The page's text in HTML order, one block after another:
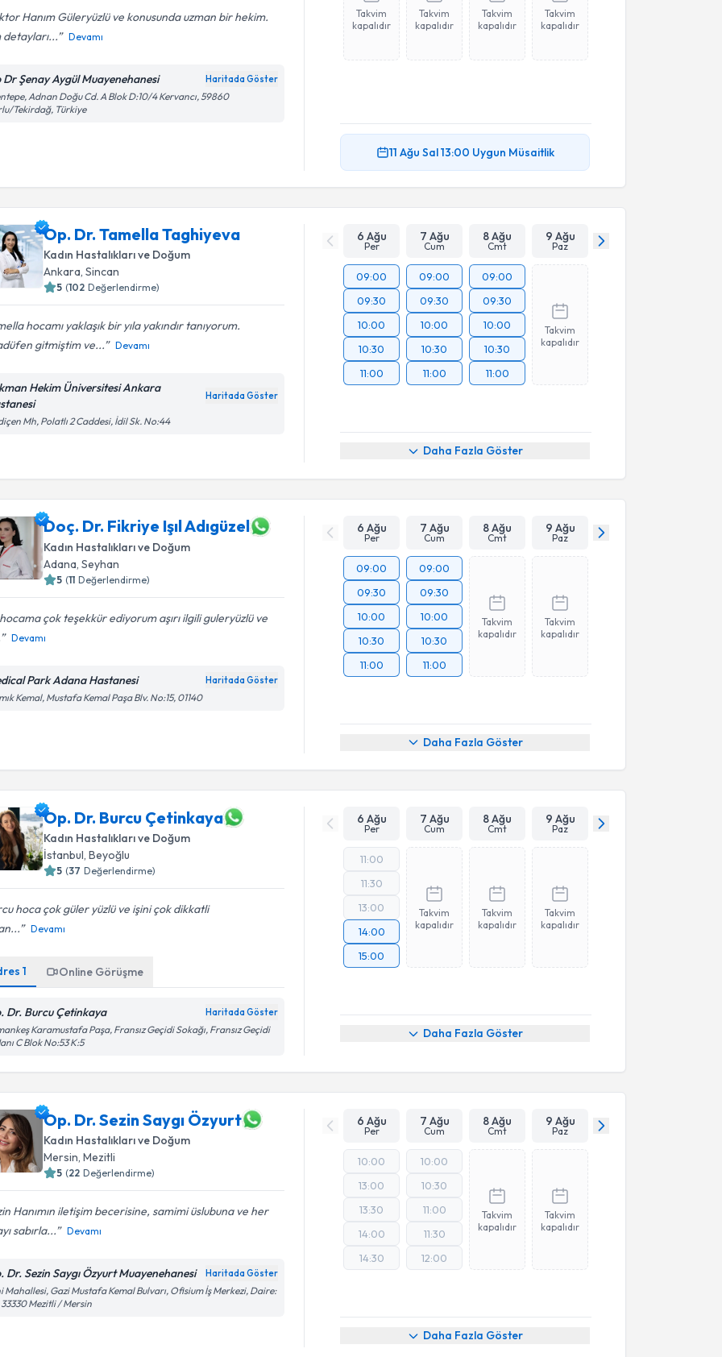
Hanım Güleryüzlü ve konusunda uzman bir hekim.
detayları...
Devamı
Dr Şenay Aygül Muayenehanesi Haritada Göster
Adnan Doğu Cd. A Blok D:10/4 Kervancı, 59860
Tekirdağ, Türkiye
Takvim
kapalıdır
Takvim
kapalıdır
Takvim
kapalıdır
Takvim
kapalıdır
11 Ağu Sal13:00 Uygun Müsaitlik
Op. Dr. Tamella Taghiyeva
Kadın Hastalıkları ve Doğum
Ankara, Sincan
5 (102 Değerlendirme)
hocamı yaklaşık bir yıla yakındır tanıyorum.
gitmiştim ve...
Devamı
Hekim Üniversitesi Ankara
Haritada Göster
Mh, Polatlı 2 Caddesi, İdil Sk. No:44
6 Ağu
Per
7 Ağu
Cum
8 Ağu
Cmt
9 Ağu
Paz
09:00
09:30
10:00
10:30
11:00
09:00
09:30
10:00
10:30
11:00
09:00
09:30
10:00
10:30
11:00
Takvim
kapalıdır
Daha Fazla Göster
Doç. Dr. Fikriye Işıl Adıgüzel
Kadın Hastalıkları ve Doğum
Adana , Seyhan
5 (11 Değerlendirme)
hocama çok teşekkür ediyorum aşırı ilgili guleryüzlü ve
Devamı
Park Adana Hastanesi Haritada Göster
Kemal, Mustafa Kemal Paşa Blv. No:15, 01140
6 Ağu
Per
7 Ağu
Cum
8 Ağu
Cmt
9 Ağu
Paz
09:00
09:30
10:00
10:30
11:00
09:00
09:30
10:00
10:30
11:00
Takvim
kapalıdır
Takvim
kapalıdır
Daha Fazla Göster
Op. Dr. Burcu Çetinkaya
Kadın Hastalıkları ve Doğum
İstanbul, Beyoğlu
5 (37 Değerlendirme)
hoca çok güler yüzlü ve işini çok dikkatli
Devamı
1 Online Görüşme
Dr. Burcu Çetinkaya Haritada Göster
Karamustafa Paşa, Fransız Geçidi Sokağı, Fransız Geçidi
C Blok No:53 K:5
6 Ağu
Per
7 Ağu
Cum
8 Ağu
Cmt
9 Ağu
Paz
11:00
11:30
13:00
14:00
15:00
Takvim
kapalıdır
Takvim
kapalıdır
Takvim
kapalıdır
Daha Fazla Göster
Op. Dr. Sezin Saygı Özyurt
Kadın Hastalıkları ve Doğum
Mersin, Mezitli
5 (22 Değerlendirme)
Hanımın iletişim becerisine, samimi üslubuna ve her
sabırla...
Devamı
Dr. Sezin Saygı Özyurt Muayenehanesi Haritada Göster
Mahallesi, Gazi Mustafa Kemal Bulvarı, Ofisium İş Merkezi, Daire:
Mezitli / Mersin
6 Ağu
Per
7 Ağu
Cum
8 Ağu
Cmt
9 Ağu
Paz
10:00
13:00
13:30
14:00
14:30
10:00
10:30
11:00
11:30
12:00
Takvim
kapalıdır
Takvim
kapalıdır
Daha Fazla Göster